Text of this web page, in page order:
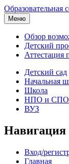
Образовательная
Меню
Обзор
Детский
Аттестация
Детский сад
Начальная
Школа
НПО и СПО
ВУЗ
Навигация
Вход/
Главная